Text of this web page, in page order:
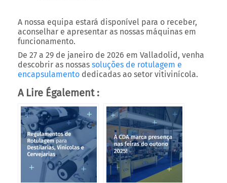
A nossa equipa estará disponível para o receber,
aconselhar e apresentar as nossas máquinas em
funcionamento.
De 27 a 29 de janeiro de 2026 em Valladolid, venha
descobrir as nossas soluções de rotulagem e
encapsulamento dedicadas ao setor vitivinícola.
A Lire Également :